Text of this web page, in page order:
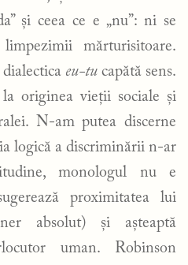
și ceea ce e „nu”: ni se
mărturisitoare.
eu-tucapătă sens.
originea vieții sociale și
N-am putea discerne
logică a discriminării n-ar
monologul nu e
proximitatea lui
absolut) și așteaptă
uman. Robinson